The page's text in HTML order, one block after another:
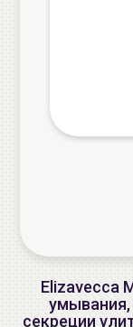
Elizavecca
умывания,
секреции